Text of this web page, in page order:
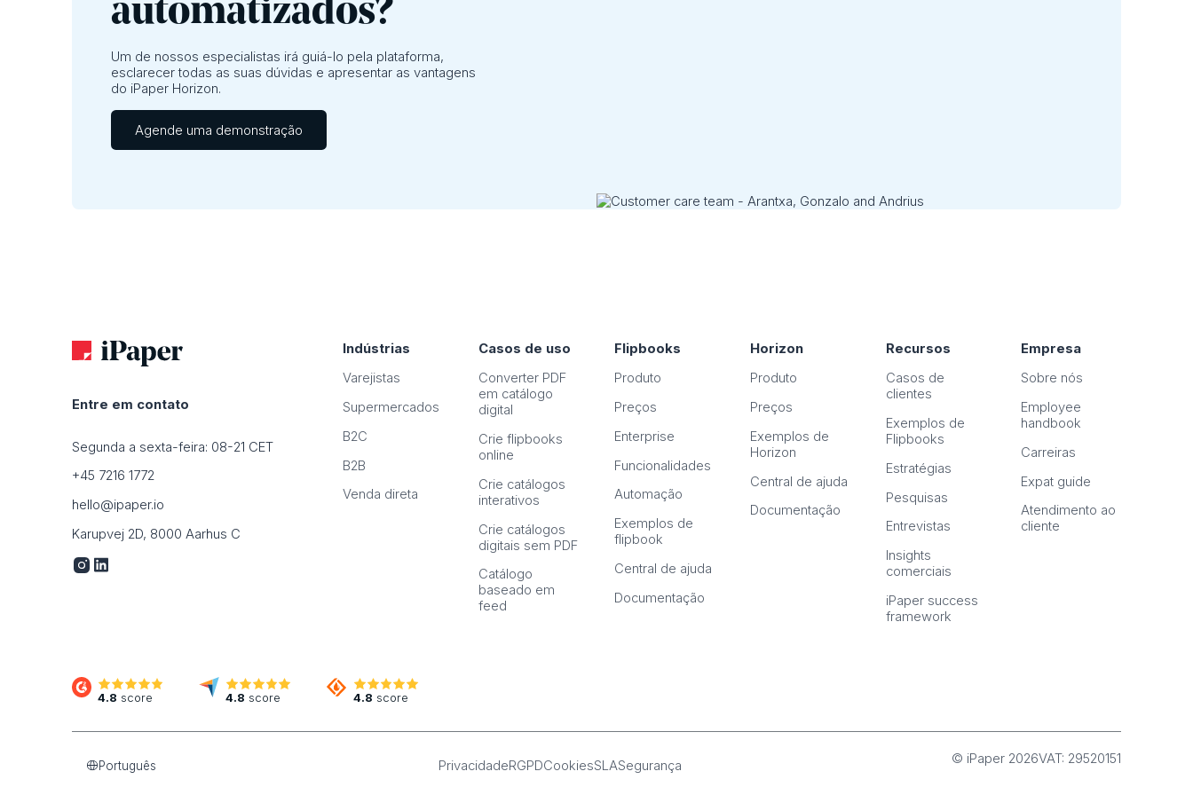
automatizados?
Um de nossos especialistas irá guiá-lo pela plataforma,
esclarecer todas as suas dúvidas e apresentar as vantagens
do iPaper Horizon.
Agende uma demonstração
Entre em contato
Segunda a sexta-feira: 08-21 CET
+45 7216 1772
hello@ipaper.io
Karupvej 2D, 8000 Aarhus C
Indústrias
Varejistas
Supermercados
B2C
B2B
Venda direta
Casos de uso
Converter PDF
em catálogo
digital
Crie flipbooks
online
Crie catálogos
interativos
Crie catálogos
digitais sem PDF
Catálogo
baseado em
feed
Flipbooks
Produto
Preços
Enterprise
Funcionalidades
Automação
Exemplos de
flipbook
Central de ajuda
Documentação
Horizon
Produto
Preços
Exemplos de
Horizon
Central de ajuda
Documentação
Recursos
Casos de
clientes
Exemplos de
Flipbooks
Estratégias
Pesquisas
Entrevistas
Insights
comerciais
iPaper success
framework
Empresa
Sobre nós
Employee
handbook
Carreiras
Expat guide
Atendimento ao
cliente
4.8 score 4.8 score 4.8 score
Português PrivacidadeRGPDCookiesSLASegurança © iPaper 2026VAT: 29520151